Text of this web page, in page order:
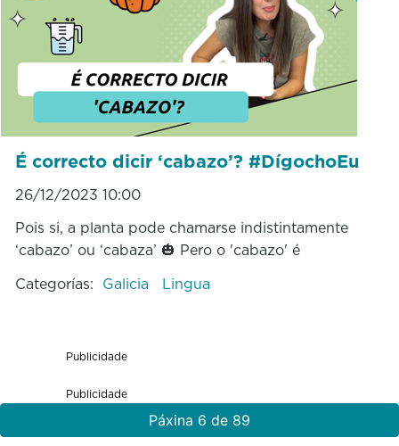
É correcto dicir ‘cabazo’? #DígochoEu
26/12/2023 10:00
Pois si, a planta pode chamarse indistintamente
‘cabazo’ ou ‘cabaza’ 🎃 Pero o 'cabazo' é
Categorías: Galicia Lingua
Publicidade
Publicidade
Páxina 6 de 89